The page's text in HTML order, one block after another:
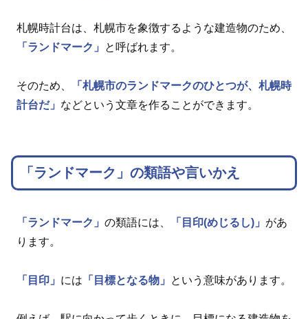
札幌時計台は、札幌市を象徴するような建造物のため、
「ランドマーク」
と呼ばれます。
そのため、
「札幌市のランドマークのひとつが、札幌時
計台だ」 などという文章を作ることができます。
「ランドマーク」の類語や言いかえ
「ランドマーク」 の類語には、 「目印(めじるし)」 があ
ります。
「目印」 には 「目標となる物」 という意味があります。